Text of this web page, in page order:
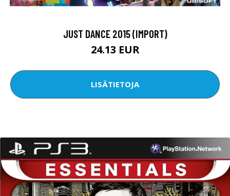
JUST DANCE 2015 (IMPORT)
24.13 EUR
LISÄTIETOJA